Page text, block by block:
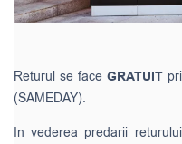
Returul se face GRATUIT
(SAMEDAY).
In vederea predarii